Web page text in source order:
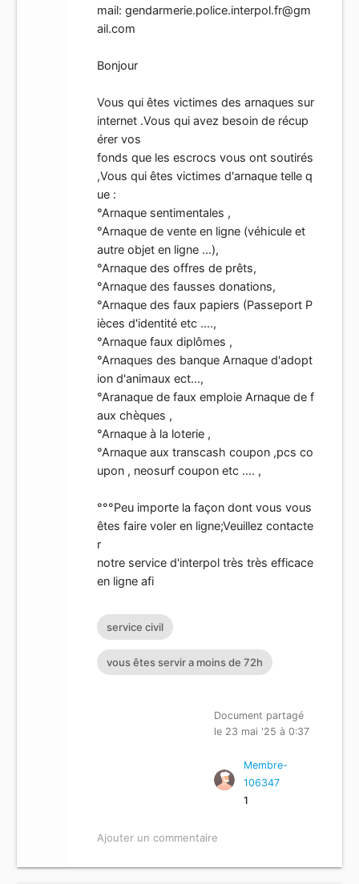
mail:gendarmerie.police.interpol.fr@gm
ail.com
Bonjour
Vous qui êtes victimes des arnaques sur
internet .Vous qui avez besoin de récup
érer vos
fonds que les escrocs vous ont soutirés
,Vous qui êtes victimes d'arnaque telle q
ue :
°Arnaque sentimentales ,
°Arnaque de vente en ligne (véhicule et
autre objet en ligne ...),
°Arnaque des offres de prêts,
°Arnaque des fausses donations,
°Arnaque des faux papiers (Passeport P
ièces d'identité etc ....,
°Arnaque faux diplômes ,
°Arnaques des banque Arnaque d'adopt
ion d'animaux ect...,
°Aranaque de faux emploie Arnaque de f
aux chèques ,
°Arnaque à la loterie ,
°Arnaque aux transcash coupon ,pcs co
upon , neosurf coupon etc .... ,
°°°Peu importe la façon dont vous vous
êtes faire voler en ligne;Veuillez contacte
r
notre service d'interpol très très efficace
en ligne afi
service civil
vous êtes servir a moins de 72h
Document partagé
le 23 mai '25 à 0:37
Membre-
106347
1
Ajouter un commentaire